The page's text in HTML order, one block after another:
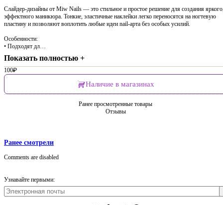
Слайдер-дизайны от Miw Nails — это стильное и простое решение для создания
эффектного маникюра. Тонкие, эластичные наклейки легко переносятся на ногтевую
пластину и позволяют воплотить любые идеи nail-арта без особых усилий.
Особенности:
• Подходят дл…
Показать полностью +
100₽
Наличие в магазинах
Ранее просмотренные товары
Отзывы
Ранее смотрели
Comments are disabled
Узнавайте первыми: